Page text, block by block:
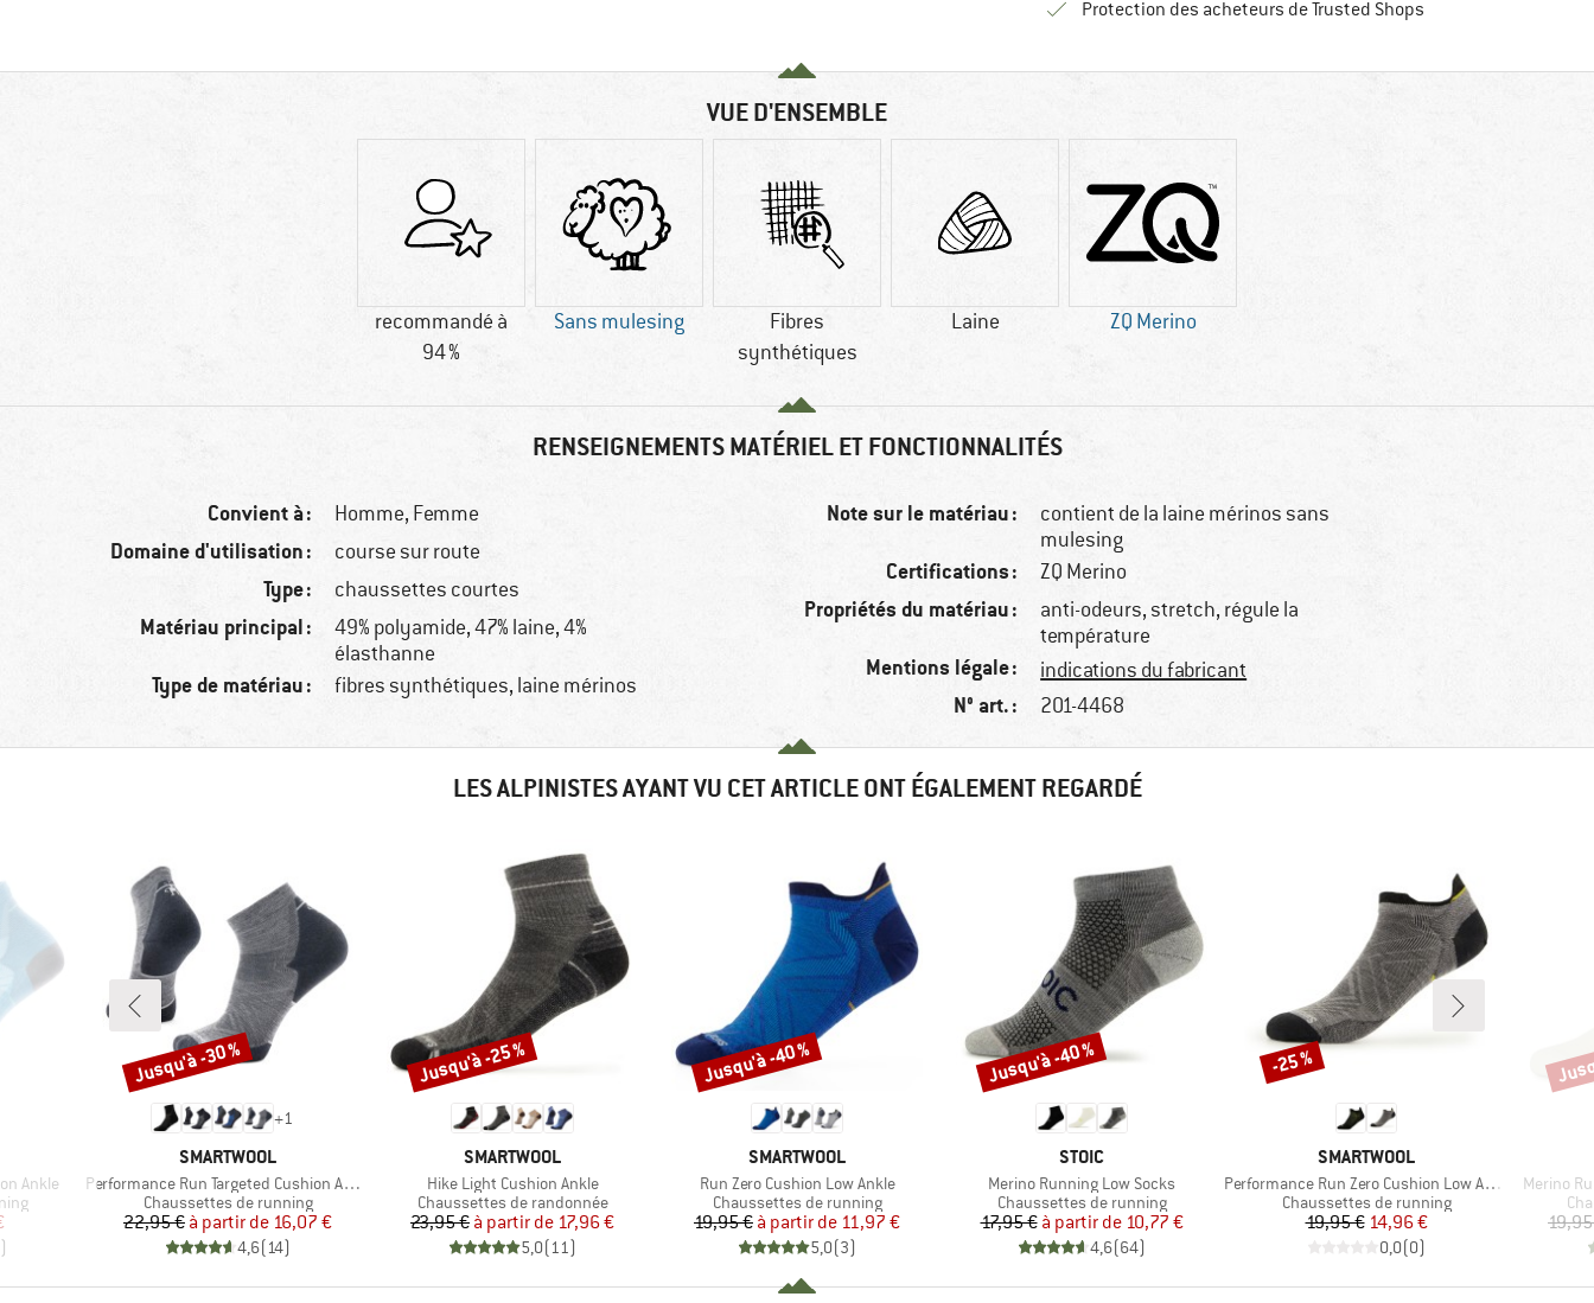
Protection des acheteurs de Trusted ShopsTrouve toutes les
VUE D'ENSEMBLE
recommandé à
94 %
Sans mulesing
Fibres
synthétiques
Laine ZQ Merino
RENSEIGNEMENTS MATÉRIEL ET FONCTIONNALITÉS
Convient à : Homme, Femme
Domaine d'utilisation : course sur route
Type : chaussettes courtes
Matériau principal :
49% polyamide, 47% laine, 4%
élasthanne
Type de matériau : fibres synthétiques, laine mérinos
Note sur le matériau :
contient de la laine mérinos sans
mulesing
Certifications : ZQ Merino
Propriétés du matériau :
anti-odeurs, stretch, régule la
température
Mentions légale : indications du fabricant
N° art. : 201-4468
LES ALPINISTES AYANT VU CET ARTICLE ONT ÉGALEMENT REGARDÉ
Ankle
)
+1
MARQUE
SMARTWOOL
Article
Performance Run Targeted Cushion Ankle
Product group
Chaussettes de running
Prix
22,95 € Prix réduit
à partir de 16,07 €
4,6(14)
Remise
Jusqu'à -30 %
MARQUE
SMARTWOOL
Article
Hike Light Cushion Ankle
Product group
Chaussettes de randonnée
Prix
23,95 € Prix réduit
à partir de 17,96 €
5,0(11)
Remise
Jusqu'à -25 %
MARQUE
SMARTWOOL
Article
Run Zero Cushion Low Ankle
Product group
Chaussettes de running
Prix
19,95 € Prix réduit
à partir de 11,97 €
5,0(3)
Remise
Jusqu'à -40 %
MARQUE
STOIC
Article
Merino Running Low Socks
Product group
Chaussettes de running
Prix
17,95 € Prix réduit
à partir de 10,77 €
4,6(64)
Remise
Jusqu'à -40 %
MARQUE
SMARTWOOL
Article
Performance Run Zero Cushion Low Ankle
Product group
Chaussettes de running
Prix
19,95 €Prix réduit
14,96 €
0,0(0)
Remise
-25 %
Article
Merino